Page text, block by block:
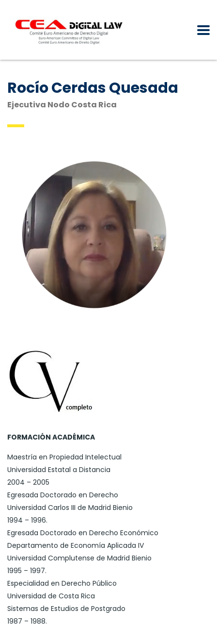
Rocío Cerdas Quesada
Ejecutiva Nodo Costa Rica
FORMACIÓN ACADÉMICA
Maestría en Propiedad Intelectual
Universidad Estatal a Distancia
2004 – 2005
Egresada Doctorado en Derecho
Universidad Carlos III de Madrid Bienio
1994 – 1996.
Egresada Doctorado en Derecho Económico
Departamento de Economía Aplicada IV
Universidad Complutense de Madrid Bienio
1995 – 1997.
Especialidad en Derecho Público
Universidad de Costa Rica
Sistemas de Estudios de Postgrado
1987 – 1988.